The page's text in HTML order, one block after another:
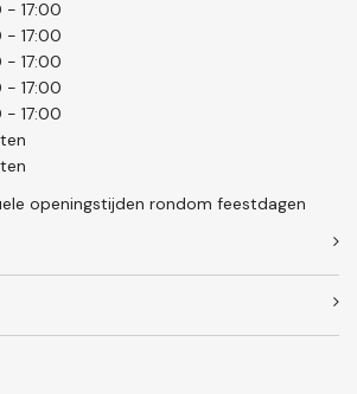
- 17:00
- 17:00
- 17:00
- 17:00
- 17:00
openingstijden rondom feestdagen